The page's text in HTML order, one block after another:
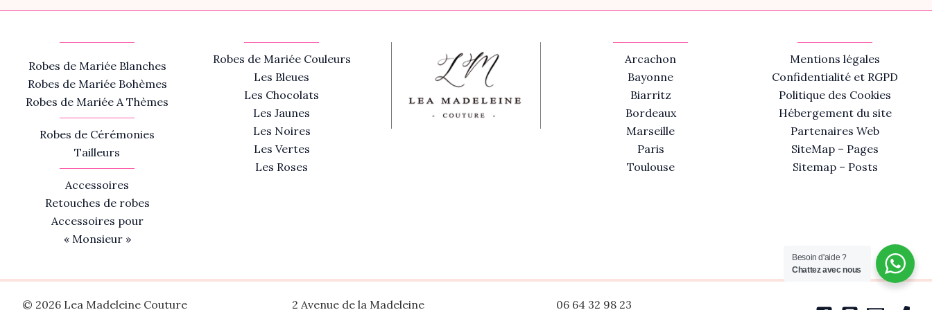
Robes de Mariée Blanches
Robes de Mariée Bohèmes
Robes de Mariée A Thèmes
Robes de Cérémonies
Tailleurs
Accessoires
Retouches de robes
Accessoires pour
« Monsieur »
Robes de Mariée Couleurs
Les Bleues
Les Chocolats
Les Jaunes
Les Noires
Les Vertes
Les Roses
Arcachon
Bayonne
Biarritz
Bordeaux
Marseille
Paris
Toulouse
Mentions légales
Confidentialité et RGPD
Politique des Cookies
Hébergement du site
Partenaires Web
SiteMap – Pages
Sitemap – Posts
© 2026 Lea Madeleine Couture 2 Avenue de la Madeleine 06 64 32 98 23
Besoin d'aide ?
Chattez avec nous